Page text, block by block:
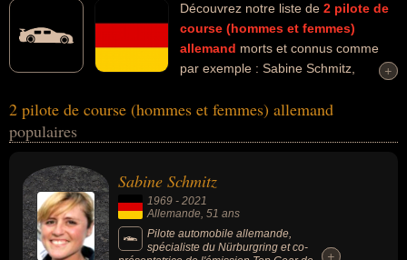
Découvrez notre liste de 2 pilote de
course (hommes et femmes)
allemand morts et connus comme
par exemple : Sabine Schmitz,
dans les domaines du sport, du sport automobile, du sport
motorisé, de la télévision ou de la formule 1. Ces célébrités
sportif ou pilote de formule 1.
+
+
2 pilote de course (hommes et femmes) allemand
populaires
Sabine Schmitz
1969 - 2021
Allemande, 51 ans
Pilote automobile allemande,
spécialiste du Nürburgring et co-
+
+